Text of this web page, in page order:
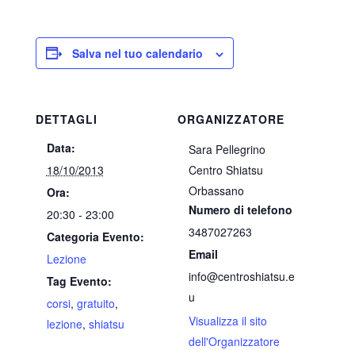
Salva nel tuo calendario
DETTAGLI
Data:
18/10/2013
Ora:
20:30 - 23:00
Categoria Evento:
Lezione
Tag Evento:
corsi, gratuito,
lezione, shiatsu
ORGANIZZATORE
Sara Pellegrino
Centro Shiatsu
Orbassano
Numero di telefono
3487027263
Email
info@centroshiatsu.e
u
Visualizza il sito
dell'Organizzatore